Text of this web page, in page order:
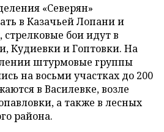
«Северян»
в Казачьей Лопани и
бои идут в
Кудиевки и Гоптовки. На
штурмовые группы
на восьми участках до 200
в Василевке, возле
а также в лесных
района.